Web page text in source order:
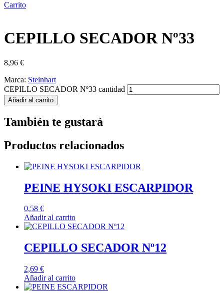
Carrito
CEPILLO SECADOR Nº33
8,96 €
Marca: Steinhart
CEPILLO SECADOR Nº33 cantidad
Añadir al carrito
También te gustará
Productos relacionados
PEINE HYSOKI ESCARPIDOR
0,58 €
Añadir al carrito
CEPILLO SECADOR Nº12
2,69 €
Añadir al carrito